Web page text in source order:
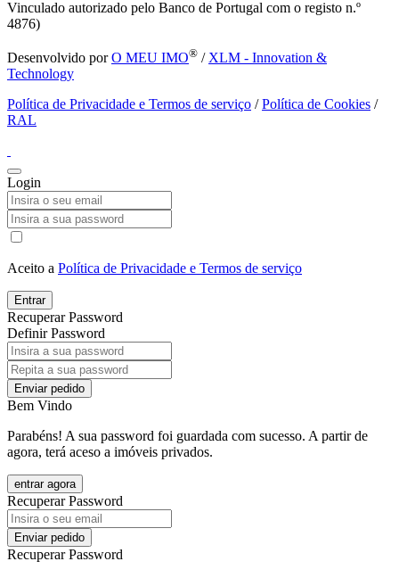
Vinculado autorizado pelo Banco de Portugal com o registo n.º
4876)
Desenvolvido porO MEU IMO® / XLM - Innovation &
Technology
Política de Privacidade e Termos de serviço /Política de Cookies /
RAL
Login
Aceito a Política de Privacidade e Termos de serviço
Entrar
Recuperar Password
Definir Password
Enviar pedido
Bem Vindo
Parabéns! A sua password foi guardada com sucesso. A partir de
agora, terá aceso a imóveis privados.
entrar agora
Recuperar Password
Enviar pedido
Recuperar Password